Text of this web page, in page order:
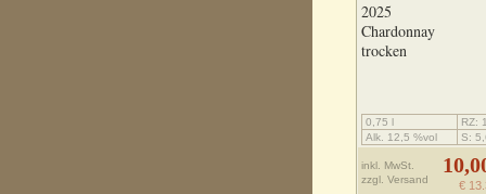
2025
Chardonnay
trocken
0,75 l
RZ:
Alk. 12,5 %vol
S:
inkl. MwSt.
zzgl. Versand €